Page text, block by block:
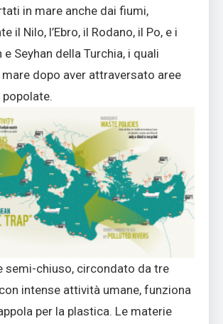
in mare anche dai fiumi,
il Nilo, l’Ebro, il Rodano, il Po, e i
Seyhan della Turchia, i quali
dopo aver attraversato aree
semi-chiuso, circondato da tre
intense attività umane, funziona
per la plastica. Le materie